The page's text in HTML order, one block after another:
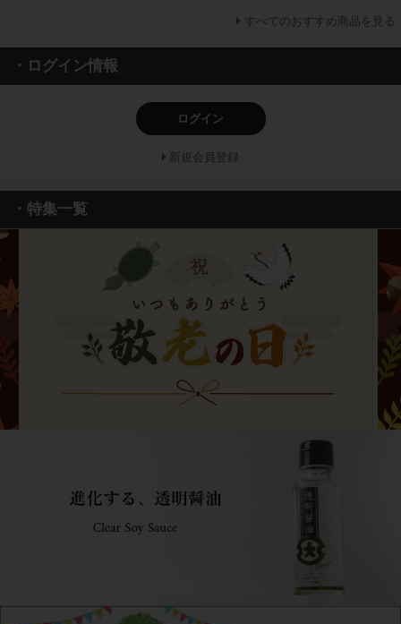
すべてのおすすめ商品を見る
・ログイン情報
ログイン
新規会員登録
・特集一覧